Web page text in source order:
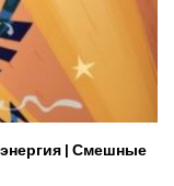
| Смешные